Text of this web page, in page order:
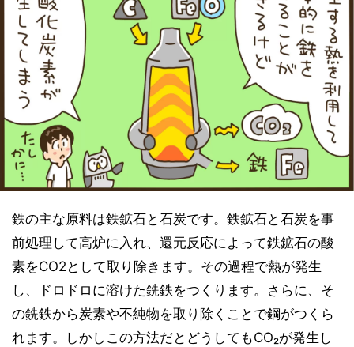
鉄の主な原料は鉄鉱石と石炭です。鉄鉱石と石炭を事
前処理して高炉に入れ、還元反応によって鉄鉱石の酸
素をCO2として取り除きます。その過程で熱が発生
し、ドロドロに溶けた銑鉄をつくります。さらに、そ
の銑鉄から炭素や不純物を取り除くことで鋼がつくら
れます。しかしこの方法だとどうしてもCO₂が発生し